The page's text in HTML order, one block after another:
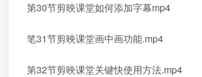
第30节剪映课堂如何添加字幕mp4
笔31节剪映课堂画中画功能.mp4
第32节剪映课堂关键快使用方法.mp4